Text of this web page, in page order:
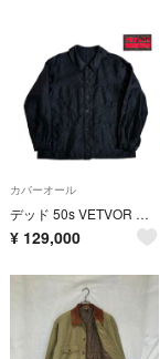
カバーオール
デッド 50s VETVOR ブラック モールスキンジャケット ワークジャケット
¥ 129,000